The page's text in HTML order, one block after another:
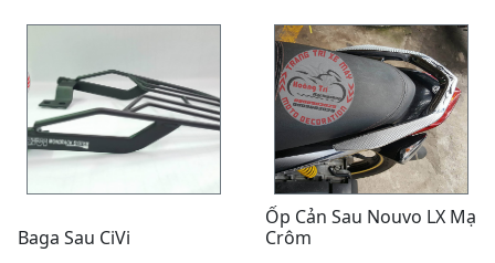
Baga Sau CiVi
Ốp Cản Sau Nouvo LX Mạ
Crôm